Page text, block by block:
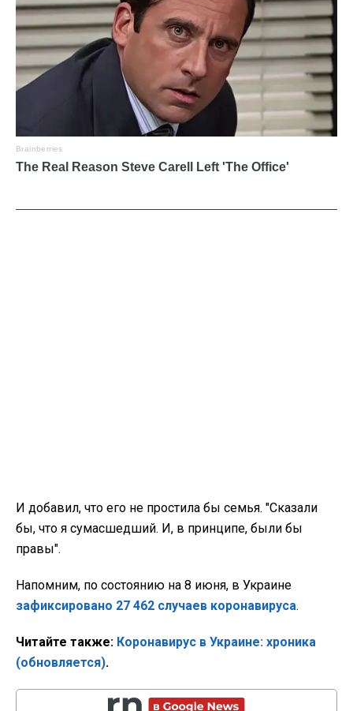
И добавил, что его не простила бы семья. "Сказали
бы, что я сумасшедший. И, в принципе, были бы
правы".
Напомним, по состоянию на 8 июня, в Украине
зафиксировано 27 462 случаев коронавируса.
Читайте также: Коронавирус в Украине: хроника
(обновляется).